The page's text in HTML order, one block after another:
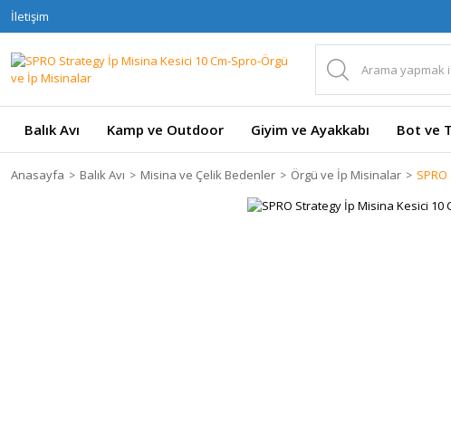
İletişim
Balık Avı Kamp ve Outdoor Giyim ve Ayakkabı Bot ve
Anasayfa Balık Avı Misina ve Çelik Bedenler Örgü ve İp Misinalar